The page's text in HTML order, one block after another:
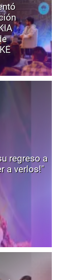
regreso a
a verlos!"